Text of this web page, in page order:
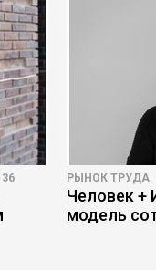
36 РЫНОК ТРУДА
Человек +
модель